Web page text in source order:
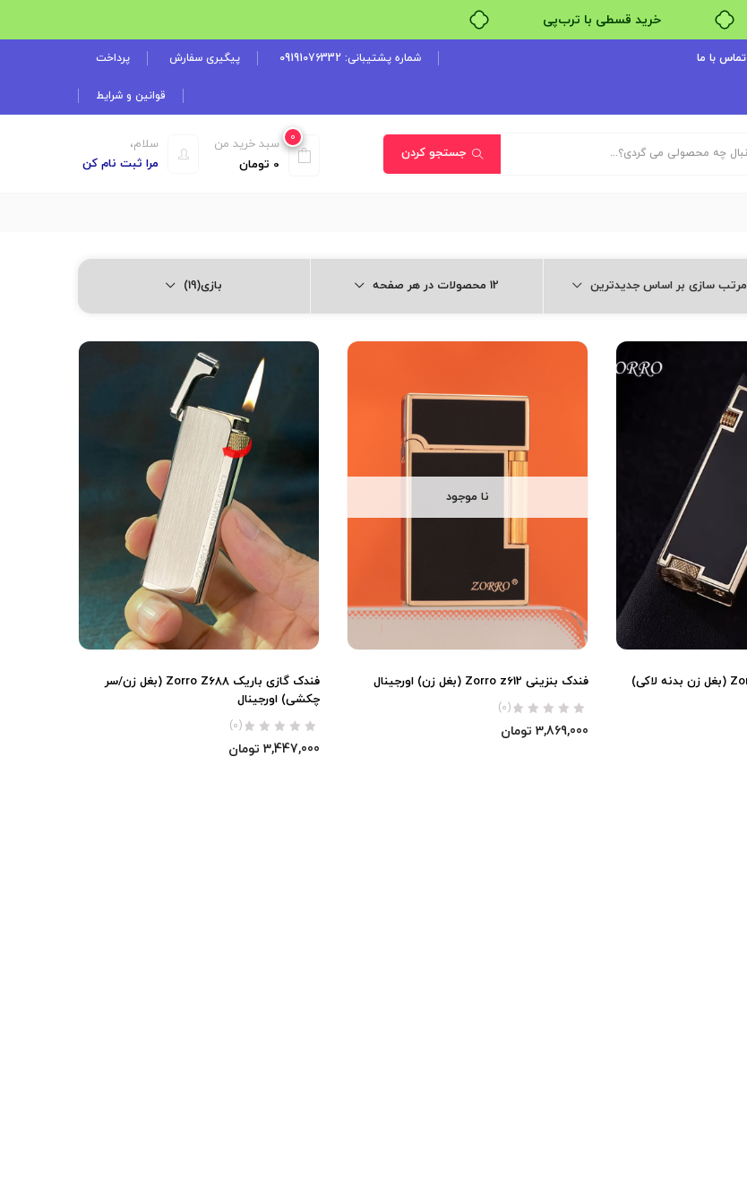
خرید قسطی با ترب‌پی
تماس با ما شماره پشتیبانی: 09191076332 پیگیری سفارش پرداخت
قوانین و شرایط
جستجو کردن
سلام،
مرا ثبت نام کن
0
سبد خرید من
0 تومان
مرتب سازی بر اساس جدیدترین 12 محصولات در هر صفحه بازی(19)
فندک بنزینی Zorro z666 (بغل زن بدنه لاکی)
نا موجود
فندک بنزینی Zorro z612 (بغل زن) اورجینال
(0)
3,869,000 تومان
فندک گازی باریک Zorro Z688 (بغل زن/سر
چکشی) اورجینال
(0)
3,447,000 تومان